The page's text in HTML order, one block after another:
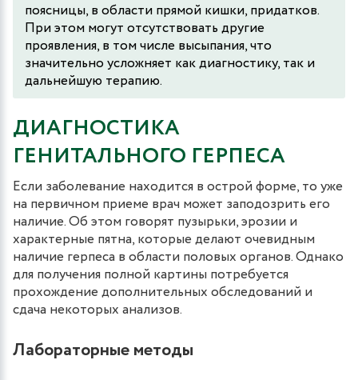
поясницы, в области прямой кишки, придатков.
При этом могут отсутствовать другие
проявления, в том числе высыпания, что
значительно усложняет как диагностику, так и
дальнейшую терапию.
ДИАГНОСТИКА
ГЕНИТАЛЬНОГО ГЕРПЕСА
Если заболевание находится в острой форме, то уже
на первичном приеме врач может заподозрить его
наличие. Об этом говорят пузырьки, эрозии и
характерные пятна, которые делают очевидным
наличие герпеса в области половых органов. Однако
для получения полной картины потребуется
прохождение дополнительных обследований и
сдача некоторых анализов.
Лабораторные методы